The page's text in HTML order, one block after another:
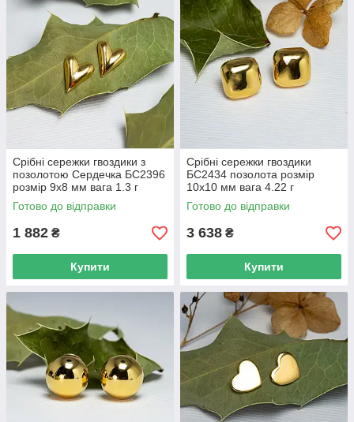
Срібні сережки гвоздики з
позолотою Сердечка БС2396
розмір 9х8 мм вага 1.3 г
Готово до відправки
1 882 ₴
Купити
Срібні сережки гвоздики
БС2434 позолота розмір
10х10 мм вага 4.22 г
Готово до відправки
3 638 ₴
Купити